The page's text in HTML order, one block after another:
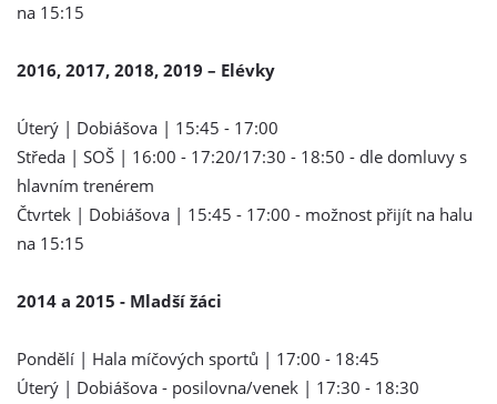
na 15:15
2016, 2017, 2018, 2019 – Elévky
Úterý | Dobiášova | 15:45 - 17:00
Středa | SOŠ | 16:00 - 17:20/17:30 - 18:50 - dle domluvy s
hlavním trenérem
Čtvrtek | Dobiášova | 15:45 - 17:00 - možnost přijít na halu
na 15:15
2014 a 2015 - Mladší žáci
Pondělí | Hala míčových sportů | 17:00 - 18:45
Úterý | Dobiášova - posilovna/venek | 17:30 - 18:30